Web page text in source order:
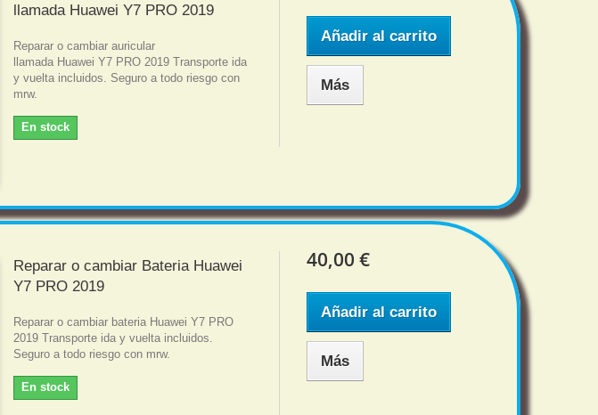
llamada Huawei Y7 PRO 2019
Reparar o cambiar auricular
llamada Huawei Y7 PRO 2019 Transporte ida
y vuelta incluidos. Seguro a todo riesgo con
mrw.
En stock
Añadir al carrito
Más
Reparar o cambiar Bateria Huawei
Y7 PRO 2019
Reparar o cambiar bateria Huawei Y7 PRO
2019 Transporte ida y vuelta incluidos.
Seguro a todo riesgo con mrw.
En stock
40,00 €
Añadir al carrito
Más